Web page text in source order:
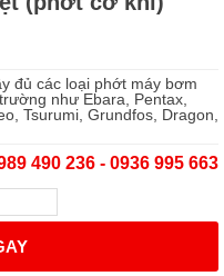
đủ các loại phớt máy bơm
như Ebara, Pentax,
Tsurumi, Grundfos, Dragon,
490 236 - 0936 995 663